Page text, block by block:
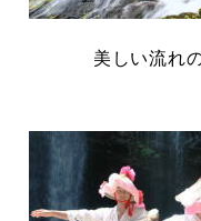
美しい流れ